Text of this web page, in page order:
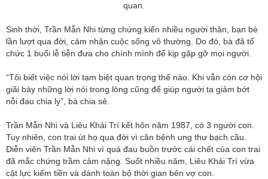
quan.
Sinh thời, Trần Mẫn Nhi từng chứng kiến nhiều người thân, bạn bè
lần lượt qua đời, cảm nhận cuộc sống vô thường. Do đó, bà đã tổ
chức 1 buổi lễ tiễn đưa cho chính mình để kịp gặp gỡ mọi người.
“Tôi biết việc nói lời tạm biệt quan trọng thế nào. Khi vẫn còn cơ hội
giãi bày những lời nói trong lòng cũng để giúp người ta giảm bớt
nỗi đau chia ly”, bà chia sẻ.
Trần Mẫn Nhi và Liêu Khải Trí kết hôn năm 1987, có 3 người con.
Tuy nhiên, con trai út họ qua đời vì căn bệnh ung thư bạch cầu.
Diễn viên Trần Mẫn Nhi vì quá đau buồn trước cái chết của con trai
đã mắc chứng trầm cảm nặng. Suốt nhiều năm, Liêu Khải Trí vừa
cật lực kiếm tiền và dành toàn bộ thời gian bên vợ con.